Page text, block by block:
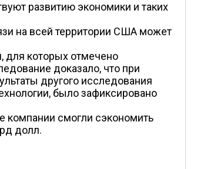
развитию экономики и таких
на всей территории США может
для которых отмечено
доказало, что при
другого исследования
было зафиксировано
компании смогли сэкономить
долл.